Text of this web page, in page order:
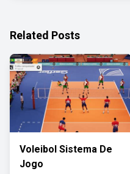
Related Posts
Voleibol Sistema De
Jogo